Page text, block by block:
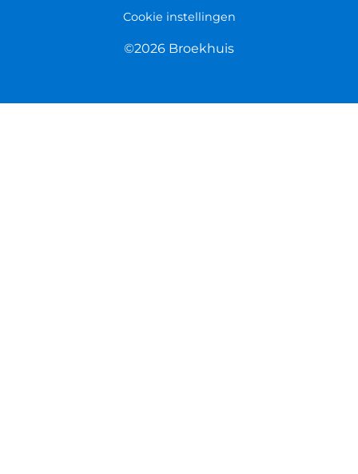
Cookie instellingen
©2026 Broekhuis